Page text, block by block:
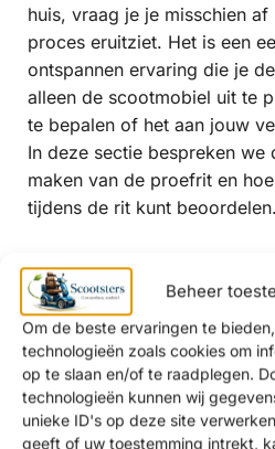
Beheer
Om de beste ervaringen te
technologieën zoals cookies om
op te slaan en/of te raadplegen.
technologieën kunnen wij
unieke ID's op deze site
geeft of uw toestemming intrekt,
huis, vraag je je misschien
proces eruitziet. Het is een
ontspannen ervaring die je
alleen de scootmobiel uit te
te bepalen of het aan jouw
In deze sectie bespreken we
maken van de proefrit en
tijdens de rit kunt beoordelen.
Procedure en
proefrit
Het maken van een proefrit
om de scootmobiel in je
omgeving uit te proberen.
doorgaans volgen na het